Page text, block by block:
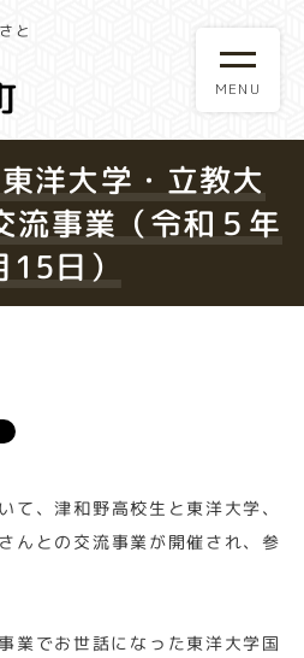
と
洋大学・立教大
流事業（令和５年
15日）
て、津和野高校生と東洋大学、
んとの交流事業が開催され、参
業でお世話になった東洋大学国